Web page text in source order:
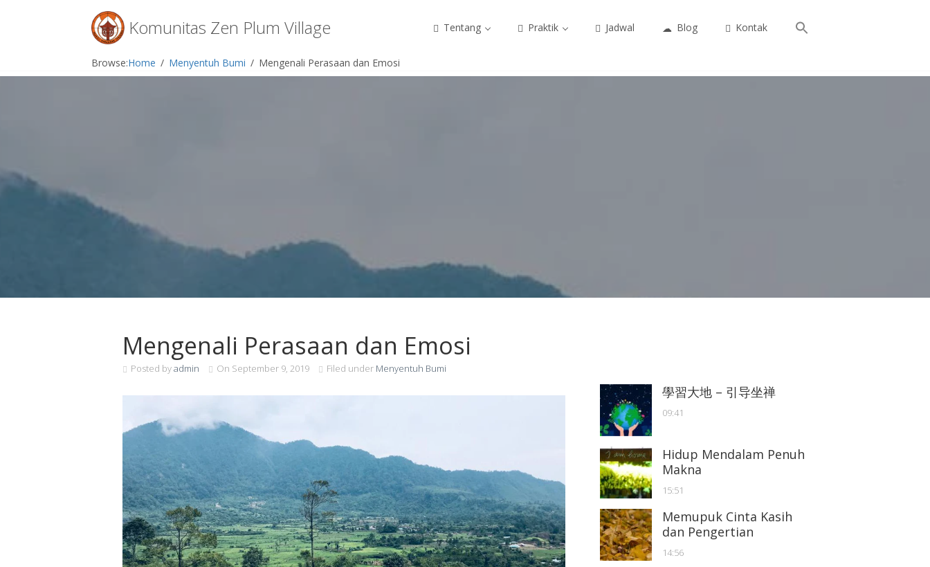
to
Komunitas Zen Plum Village
Menu
Tentang Praktik Jadwal Blog Kontak
Browse:Home Menyentuh Bumi Mengenali Perasaan dan Emosi
Mengenali Perasaan dan Emosi
Posted byadmin On September 9, 2019 Filed under Menyentuh Bumi
學習大地 – 引导坐禅
09:41
Hidup Mendalam Penuh
Makna
15:51
Memupuk Cinta Kasih
dan Pengertian
14:56